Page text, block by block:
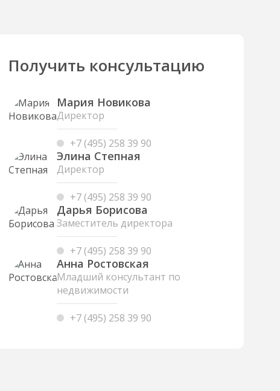
Получить консультацию
Мария Новикова
Директор
+7 (495) 258 39 90
Элина Степная
Директор
+7 (495) 258 39 90
Дарья Борисова
Заместитель директора
+7 (495) 258 39 90
Анна Ростовская
Младший консультант по
недвижимости
+7 (495) 258 39 90